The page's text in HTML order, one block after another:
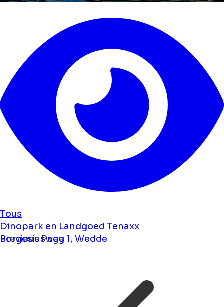
Tous
Dinopark en Landgoed Tenaxx
Borgesiusweg 1, Wedde
Previous Page